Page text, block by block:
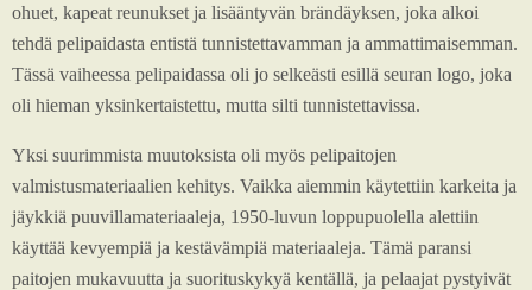
ohuet, kapeat reunukset ja lisääntyvän brändäyksen, joka alkoi
tehdä pelipaidasta entistä tunnistettavamman ja ammattimaisemman.
Tässä vaiheessa pelipaidassa oli jo selkeästi esillä seuran logo, joka
oli hieman yksinkertaistettu, mutta silti tunnistettavissa.
Yksi suurimmista muutoksista oli myös pelipaitojen
valmistusmateriaalien kehitys. Vaikka aiemmin käytettiin karkeita ja
jäykkiä puuvillamateriaaleja, 1950-luvun loppupuolella alettiin
käyttää kevyempiä ja kestävämpiä materiaaleja. Tämä paransi
paitojen mukavuutta ja suorituskykyä kentällä, ja pelaajat pystyivät